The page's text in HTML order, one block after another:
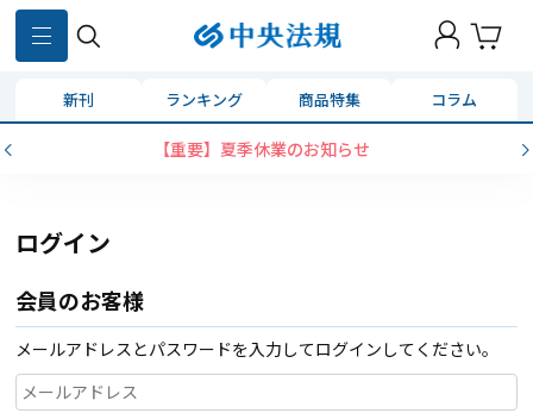
新刊 ランキング 商品特集 コラム
【重要】夏季休業のお知らせ
ログイン
会員のお客様
メールアドレスとパスワードを入力してログインしてください。